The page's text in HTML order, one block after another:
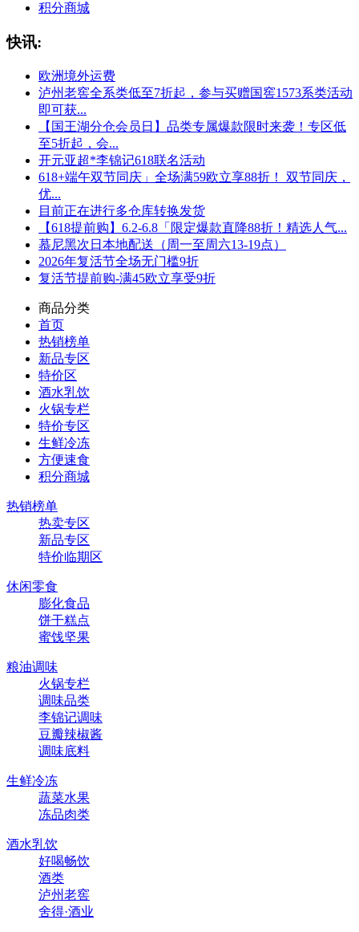
积分商城
快讯:
欧洲境外运费
泸州老窖全系类低至7折起，参与买赠国窖1573系类活动
即可获...
【国王湖分仓会员日】品类专属爆款限时来袭！专区低
至5折起，会...
开元亚超*李锦记618联名活动
618+端午双节同庆」全场满59欧立享88折！ 双节同庆，
优...
目前正在进行多仓库转换发货
【618提前购】6.2-6.8「限定爆款直降88折！精选人气...
慕尼黑次日本地配送（周一至周六13-19点）
2026年复活节全场无门槛9折
复活节提前购-满45欧立享受9折
商品分类
首页
热销榜单
新品专区
特价区
酒水乳饮
火锅专栏
特价专区
生鲜冷冻
方便速食
积分商城
热销榜单
热卖专区
新品专区
特价临期区
休闲零食
膨化食品
饼干糕点
蜜饯坚果
粮油调味
火锅专栏
调味品类
李锦记调味
豆瓣辣椒酱
调味底料
生鲜冷冻
蔬菜水果
冻品肉类
酒水乳饮
好喝畅饮
酒类
泸州老窖
舍得·酒业